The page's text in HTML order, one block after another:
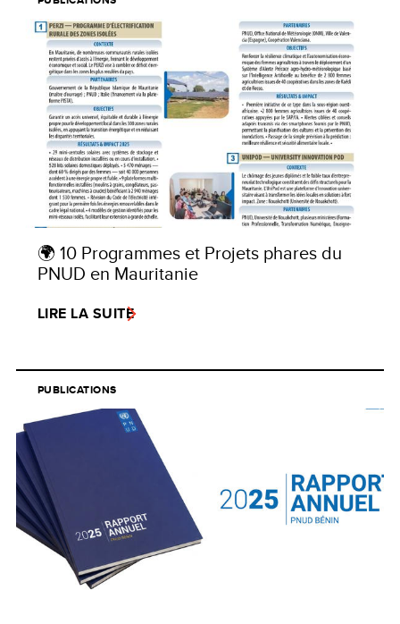
🌍 10 Programmes et Projets phares du
PNUD en Mauritanie
LIRE LA SUITE
PUBLICATIONS